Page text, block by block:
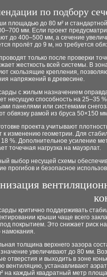
по подбору
площадью до 80 м² и
мм. Если проект
до 400–500 мм, а сечение
пролёт до 9 м, но требуется
только после проверки
жесткость всей системы. В
скользящие крепления,
напряжений в древесине.
с жилым назначением
несущую способность на 25–35
панелями или системами
обвязку рамой из бруса 50×150
проекта учитывают
к изменению геометрии. Для
%. Дополнительное усиление
точечная нагрузка на мауэрлат.
выбор несущей схемы
прогибов и безопасное
критично поддерживать
крыши чаще всего
покрытием. Это снижает риск
намокания.
толщина верхнего зазора
увеличивают до 80 мм.
отверстия и выходить в зоне
вентиляцию, устанавливают
на каждый квадратный метр